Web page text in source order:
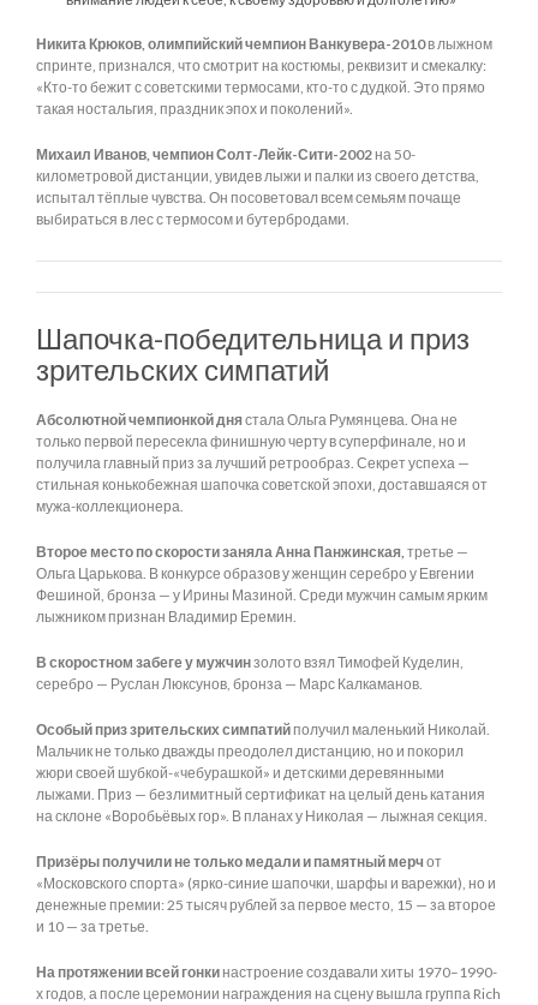
Никита Крюков, олимпийский чемпион Ванкувера-2010в лыжном
спринте, признался, что смотрит на костюмы, реквизит и смекалку:
«Кто-то бежит с советскими термосами, кто-то с дудкой. Это прямо
такая ностальгия, праздник эпох и поколений».
Михаил Иванов, чемпион Солт-Лейк-Сити-2002 на 50-
километровой дистанции, увидев лыжи и палки из своего детства,
испытал тёплые чувства. Он посоветовал всем семьям почаще
выбираться в лес с термосом и бутербродами.
Шапочка-победительница и приз
зрительских симпатий
Абсолютной чемпионкой дня стала Ольга Румянцева. Она не
только первой пересекла финишную черту в суперфинале, но и
получила главный приз за лучший ретрообраз. Секрет успеха —
стильная конькобежная шапочка советской эпохи, доставшаяся от
мужа-коллекционера.
Второе место по скорости заняла Анна Панжинская, третье —
Ольга Царькова. В конкурсе образов у женщин серебро у Евгении
Фешиной, бронза — у Ирины Мазиной. Среди мужчин самым ярким
лыжником признан Владимир Еремин.
В скоростном забеге у мужчинзолото взял Тимофей Куделин,
серебро — Руслан Люксунов, бронза — Марс Калкаманов.
Особый приз зрительских симпатий получил маленький Николай.
Мальчик не только дважды преодолел дистанцию, но и покорил
жюри своей шубкой-«чебурашкой» и детскими деревянными
лыжами. Приз — безлимитный сертификат на целый день катания
на склоне «Воробьёвых гор». В планах у Николая — лыжная секция.
Призёры получили не только медали и памятный мерч от
«Московского спорта» (ярко-синие шапочки, шарфы и варежки), но и
денежные премии: 25 тысяч рублей за первое место, 15 — за второе
и 10 — за третье.
На протяжении всей гонки настроение создавали хиты 1970–1990-
х годов, а после церемонии награждения на сцену вышла группа Rich